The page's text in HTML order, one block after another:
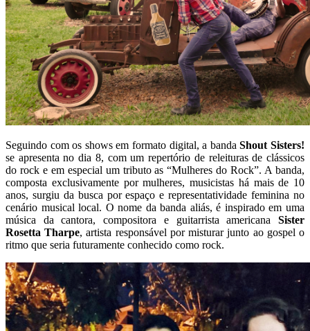
Seguindo com os shows em formato digital, a bandaShout Sisters!
se apresenta no dia 8, com um repertório de releituras de clássicos
do rock e em especial um tributo as “Mulheres do Rock”. A banda,
composta exclusivamente por mulheres, musicistas há mais de 10
anos, surgiu da busca por espaço e representatividade feminina no
cenário musical local. O nome da banda aliás, é inspirado em uma
música da cantora, compositora e guitarrista americana Sister
Rosetta Tharpe, artista responsável por misturar junto ao gospel o
ritmo que seria futuramente conhecido como rock.